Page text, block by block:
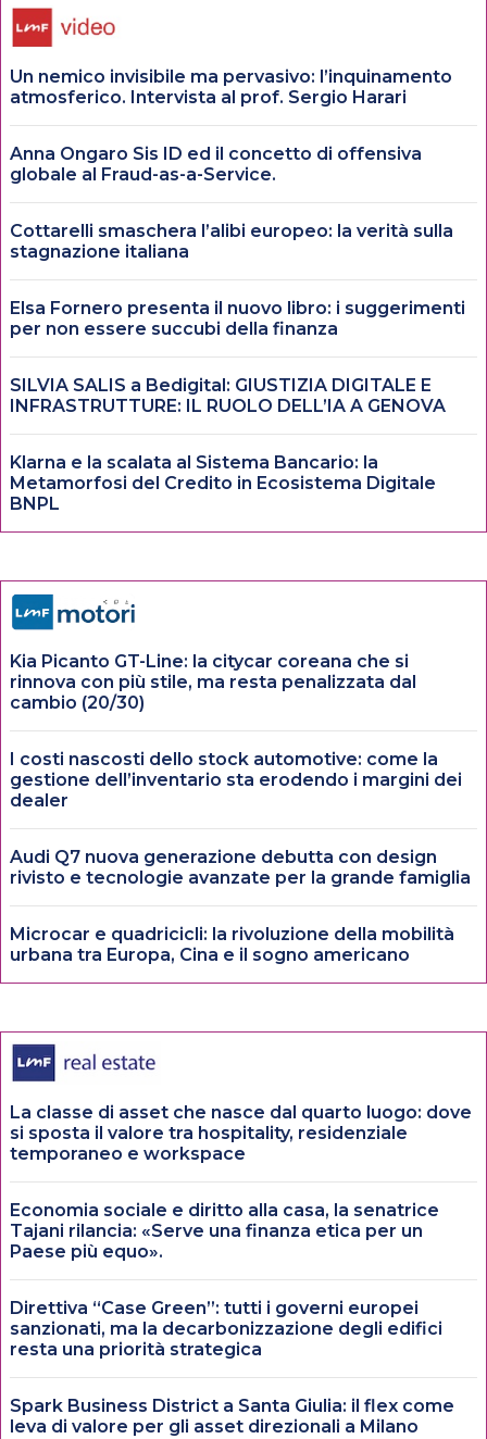
Un nemico invisibile ma pervasivo: l’inquinamento
atmosferico. Intervista al prof. Sergio Harari
Anna Ongaro Sis ID ed il concetto di offensiva
globale al Fraud-as-a-Service.
Cottarelli smaschera l’alibi europeo: la verità sulla
stagnazione italiana
Elsa Fornero presenta il nuovo libro: i suggerimenti
per non essere succubi della finanza
SILVIA SALIS a Bedigital: GIUSTIZIA DIGITALE E
INFRASTRUTTURE: IL RUOLO DELL’IA A GENOVA
Klarna e la scalata al Sistema Bancario: la
Metamorfosi del Credito in Ecosistema Digitale
BNPL
Kia Picanto GT-Line: la citycar coreana che si
rinnova con più stile, ma resta penalizzata dal
cambio (20/30)
I costi nascosti dello stock automotive: come la
gestione dell’inventario sta erodendo i margini dei
dealer
Audi Q7 nuova generazione debutta con design
rivisto e tecnologie avanzate per la grande famiglia
Microcar e quadricicli: la rivoluzione della mobilità
urbana tra Europa, Cina e il sogno americano
La classe di asset che nasce dal quarto luogo: dove
si sposta il valore tra hospitality, residenziale
temporaneo e workspace
Economia sociale e diritto alla casa, la senatrice
Tajani rilancia: «Serve una finanza etica per un
Paese più equo».
Direttiva “Case Green”: tutti i governi europei
sanzionati, ma la decarbonizzazione degli edifici
resta una priorità strategica
Spark Business District a Santa Giulia: il flex come
leva di valore per gli asset direzionali a Milano